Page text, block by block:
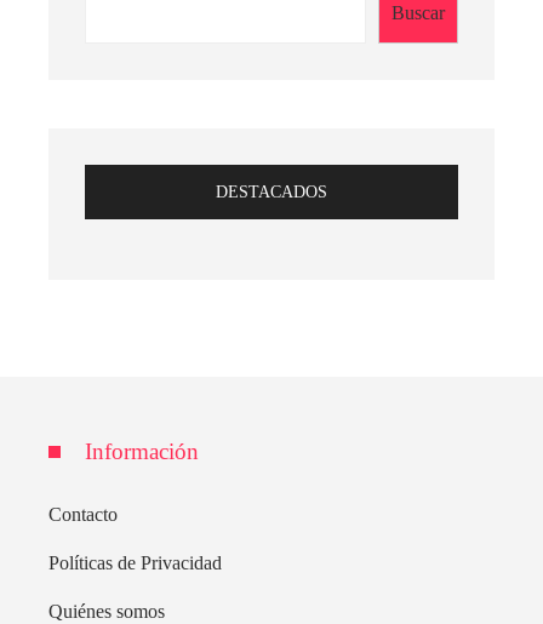
Buscar
DESTACADOS
Información
Contacto
Políticas de Privacidad
Quiénes somos